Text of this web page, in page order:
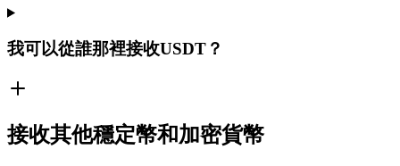
我可以從誰那裡接收USDT？
接收其他穩定幣和加密貨幣